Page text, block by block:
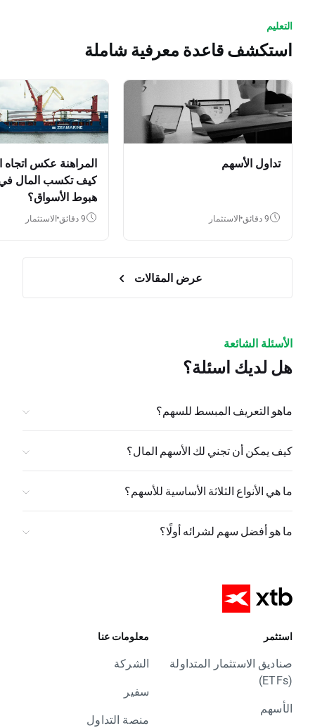
التعليم
استكشف قاعدة معرفية شاملة
تداول الأسهم
9 دقائق الاستثمار
المراهنة عكس
كيف تكسب المال
هبوط الأسواق؟
9 دقائق الاستثمار
عرض المقالات
الأسئلة الشائعة
هل لديك اسئلة؟
ماهو التعريف المبسط للسهم؟
كيف يمكن أن تجني لك الأسهم المال؟
ما هي الأنواع الثلاثة الأساسية للأسهم؟
ما هو أفضل سهم لشرائه أولًا؟
استثمر
صناديق الاستثمار المتداولة
(ETFs)
الأسهم
معلومات عنا
الشركة
سفير
منصة التداول